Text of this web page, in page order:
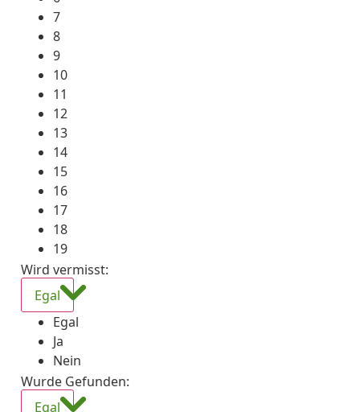
7
8
9
10
11
12
13
14
15
16
17
18
19
Wird vermisst:
Egal
Egal
Ja
Nein
Wurde Gefunden:
Egal